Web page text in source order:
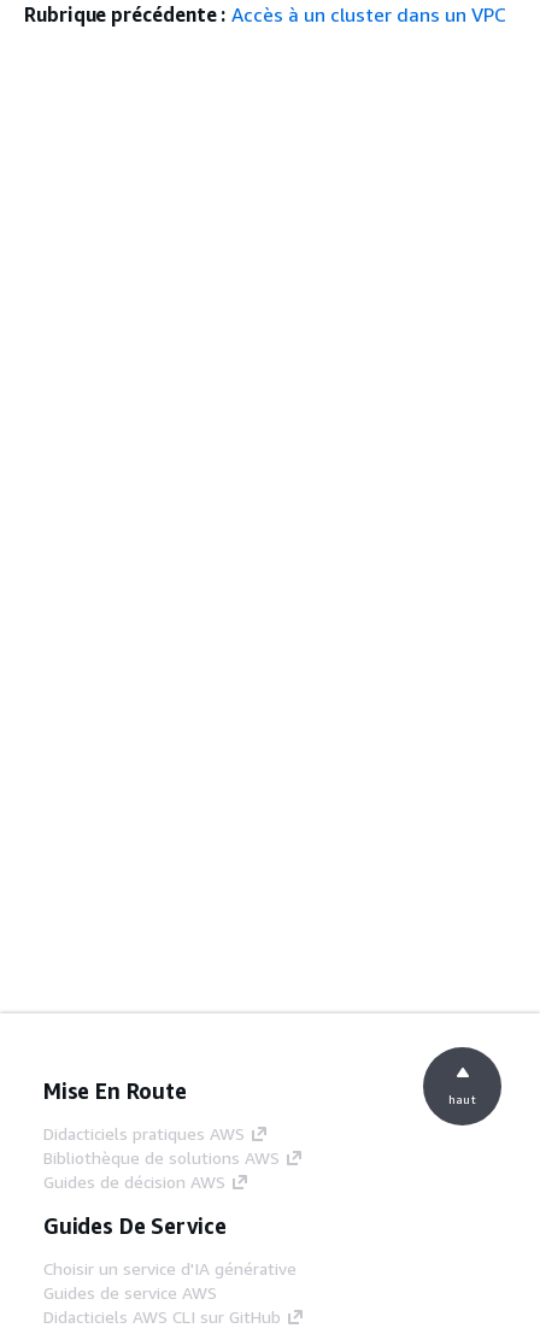
Rubrique précédente : Accès à un cluster dans un VPC
Mise En Route
Didacticiels pratiques AWS
Bibliothèque de solutions AWS
Guides de décision AWS
Guides De Service
Choisir un service d'IA générative
Guides de service AWS
Didacticiels AWS CLI sur GitHub
haut